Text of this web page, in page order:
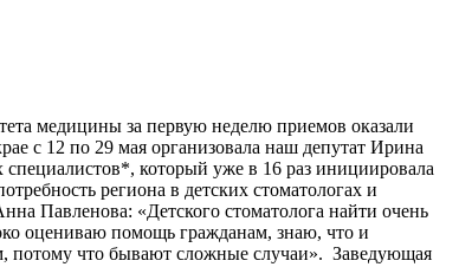
медицины за первую неделю приемов оказали
с 12 по 29 мая организовала наш депутат Ирина
который уже в 16 раз инициировала
региона в детских стоматологах и
Павленова: «Детского стоматолога найти очень
оцениваю помощь гражданам, знаю, что и
потому что бывают сложные случаи». Заведующая